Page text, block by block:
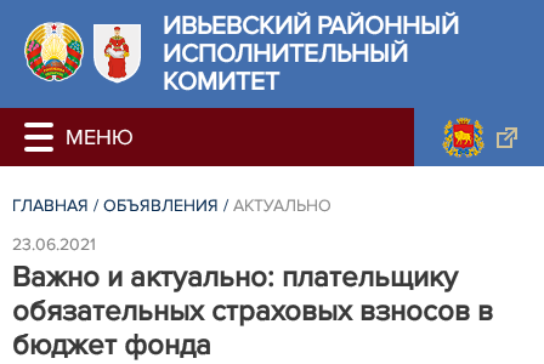
ИВЬЕВСКИЙ РАЙОННЫЙ
ИСПОЛНИТЕЛЬНЫЙ
КОМИТЕТ
ГЛАВНАЯ / ОБЪЯВЛЕНИЯ / АКТУАЛЬНО
23.06.2021
Важно и актуально: плательщику
обязательных страховых взносов в
бюджет фонда